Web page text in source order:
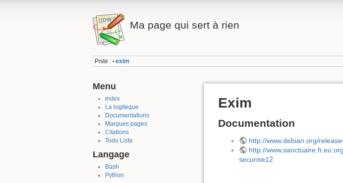
Ma page qui sert à rien
Piste : • exim
Menu
index
La logiteque
Documentations
Marques pages
Citations
Todo Liste
Langage
Bash
Python
Exim
Documentation
http://www.debian.org/
http://
securise12